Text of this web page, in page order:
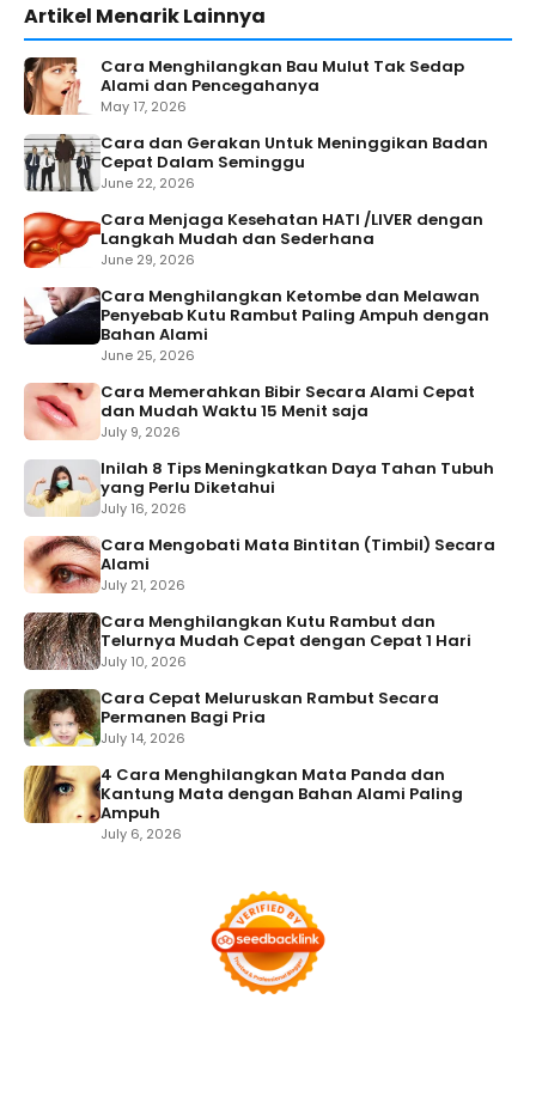
Artikel Menarik Lainnya
Cara Menghilangkan Bau Mulut Tak Sedap
Alami dan Pencegahanya
May 17, 2026
Cara dan Gerakan Untuk Meninggikan Badan
Cepat Dalam Seminggu
June 22, 2026
Cara Menjaga Kesehatan HATI /LIVER dengan
Langkah Mudah dan Sederhana
June 29, 2026
Cara Menghilangkan Ketombe dan Melawan
Penyebab Kutu Rambut Paling Ampuh dengan
Bahan Alami
June 25, 2026
Cara Memerahkan Bibir Secara Alami Cepat
dan Mudah Waktu 15 Menit saja
July 9, 2026
Inilah 8 Tips Meningkatkan Daya Tahan Tubuh
yang Perlu Diketahui
July 16, 2026
Cara Mengobati Mata Bintitan (Timbil) Secara
Alami
July 21, 2026
Cara Menghilangkan Kutu Rambut dan
Telurnya Mudah Cepat dengan Cepat 1 Hari
July 10, 2026
Cara Cepat Meluruskan Rambut Secara
Permanen Bagi Pria
July 14, 2026
4 Cara Menghilangkan Mata Panda dan
Kantung Mata dengan Bahan Alami Paling
Ampuh
July 6, 2026